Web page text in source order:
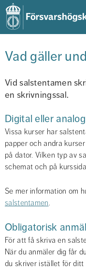
studera på campus
Vad gäller
Vid salstentamen
en skrivningssal.
Digital eller
Vissa kurser har
papper och andra
på dator. Vilken typ av
schemat och på
Se mer information om
salstentamen.
Obligatorisk
För att få skriva en
När du anmäler dig får
du skriver istället för ditt